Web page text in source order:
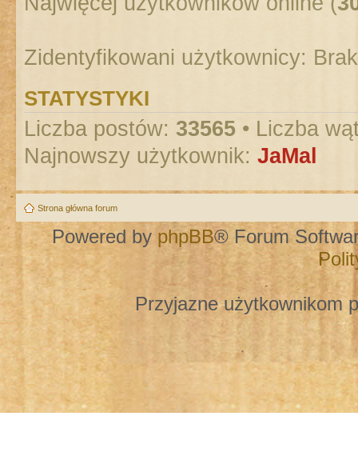
Zidentyfikowani użytkownicy:
STATYSTYKI
Liczba postów: 33565 • Liczba
Najnowszy użytkownik: JaMal
Strona główna forum
Powered by phpBB® Forum
Przyjazne użytkownikom